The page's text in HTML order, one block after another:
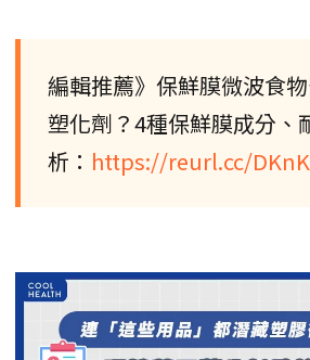
編輯推薦》保鮮膜微波食
塑化劑？4種保鮮膜成分、
析： https://reurl.cc/